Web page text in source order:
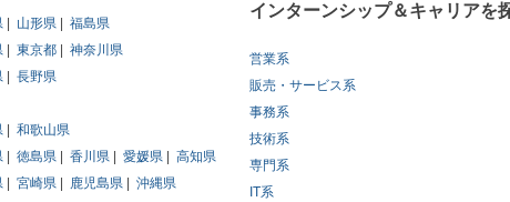
山形県
福島県
東京都
神奈川県
長野県
和歌山県
徳島県 香川県 愛媛県
高知県
宮崎県 鹿児島県
沖縄県
インターンシップ＆キャリアを
営業系
販売・サービス系
事務系
技術系
専門系
IT系